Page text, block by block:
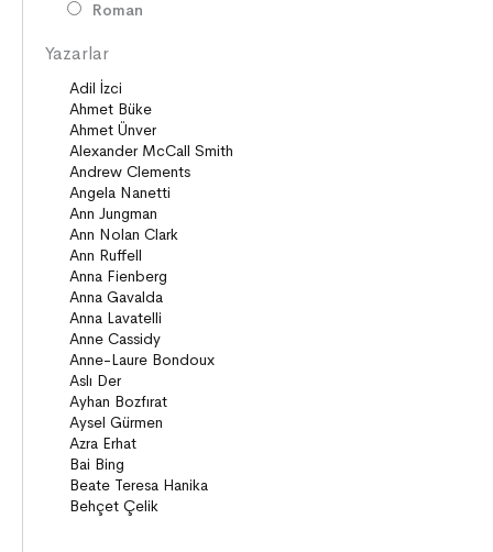
Roman
Öyküler
Şiirler
Deneme
Anlatı
Seçki
Köprü Kitaplar (10+)
Roman
Öyküler
Anlatı
ON8 (15+)
Roman
Diziler
Öyküler
Anlatı
Gizemli Maceralar Koleksiyonu
Diziler
Behiç Ak Yetişkin Kitapları
Öykü
Yazarlar